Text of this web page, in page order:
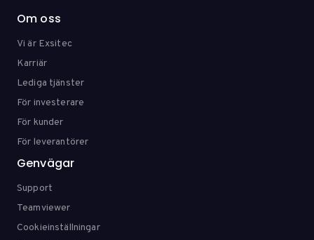
Om oss
Vi är Exsitec
Karriär
Lediga tjänster
För investerare
För kunder
För leverantörer
Genvägar
Support
Teamviewer
Cookieinställningar